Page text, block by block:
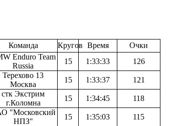
Команда Кругов Время
Очки
Enduro Team
Russia
15 1:33:33 126
Терехово 13
Москва
15 1:33:37 121
стк Экстрим
г.Коломна
15 1:34:45 118
"Московский
НПЗ"
15 1:35:03 115